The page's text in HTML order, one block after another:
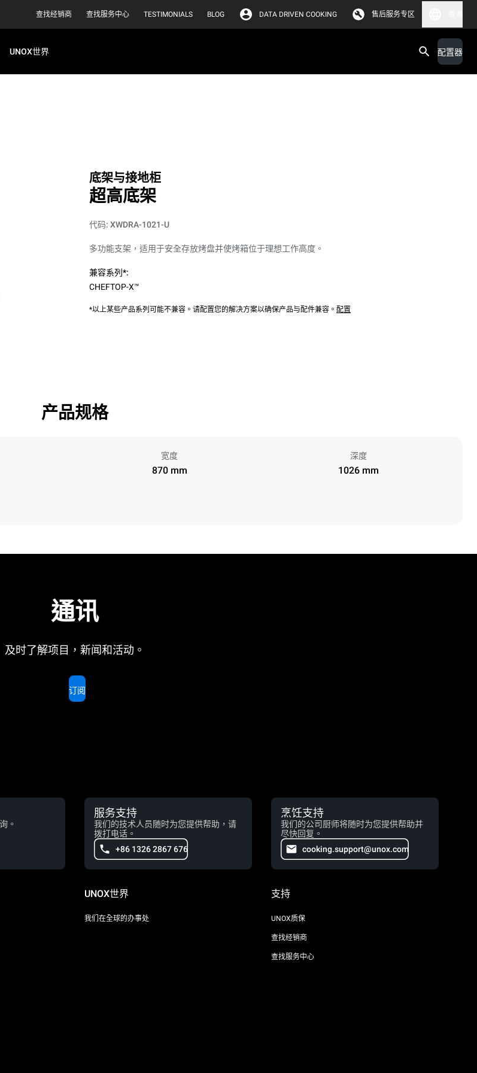
查找经销商 查找服务中心 TESTIMONIALS BLOG DATA DRIVEN COOKING 售后服务专区
UNOX世界 配置器
底架与接地柜
超高底架
代码: XWDRA-1021-U
多功能支架，适用于安全存放烤盘并使烤箱位于理想​​工作高度。
兼容系列*:
CHEFTOP-X™
*以上某些产品系列可能不兼容。请配置您的解决方案以确保产品与配件兼容。 配置
产品规格
宽度
870 mm
深度
1026 mm
通讯
及时了解项目，新闻和活动。
订阅
。
服务支持
我们的技术人员随时为您提供帮助，请
拨打电话。
+86 1326 2867 676
烹饪支持
我们的公司厨师将随时为您提供帮助并
尽快回复。
cooking.support@unox.com
UNOX世界
我们在全球的办事处
支持
UNOX质保
查找经销商
查找服务中心